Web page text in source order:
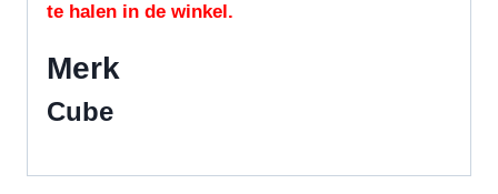
te halen in de winkel.
Merk
Cube